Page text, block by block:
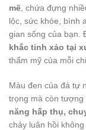
mẽ , chứa đựng
lộc, sức khỏe, bình
gian sống của bạn.
khắc tinh xảo tại
thẩm mỹ của mỗi
Màu đen của đá tự
trọng mà còn tượng
năng hấp thụ,
chảy luân hồi